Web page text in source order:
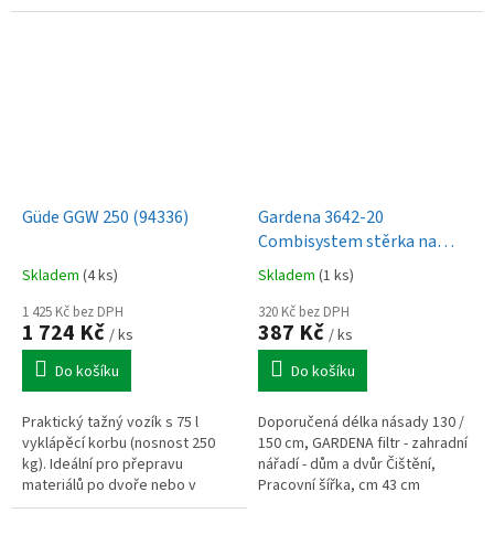
Güde GGW 250 (94336)
Skladem (4 ks)
1 425 Kč bez DPH
1 724 Kč / ks
Do košíku
Praktický tažný vozík s 75 l
vyklápěcí korbu (nosnost 250
kg). Ideální pro přepravu
materiálů po dvoře nebo v
zahradě.
Gardena 3642-20
Combisystem stěrka na
vodu 43 cm
Skladem (1 ks)
320 Kč bez DPH
387 Kč / ks
Do košíku
Doporučená délka násady 130 /
150 cm, GARDENA filtr - zahradní
nářadí - dům a dvůr Čištění,
Pracovní šířka, cm 43 cm